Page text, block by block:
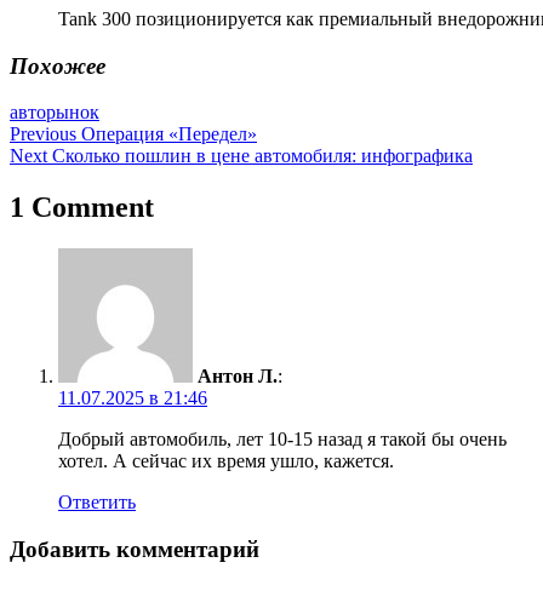
Tank 300 позиционируется как премиальный
Похожее
авторынок
Навигация
по
записям
Previous Операция «Передел»
Next Сколько пошлин в цене автомобиля: инфографика
1 Comment
Антон Л.:
11.07.2025 в 21:46
Добрый автомобиль, лет 10-15 назад я такой бы очень
хотел. А сейчас их время ушло, кажется.
Ответить
Добавить комментарий